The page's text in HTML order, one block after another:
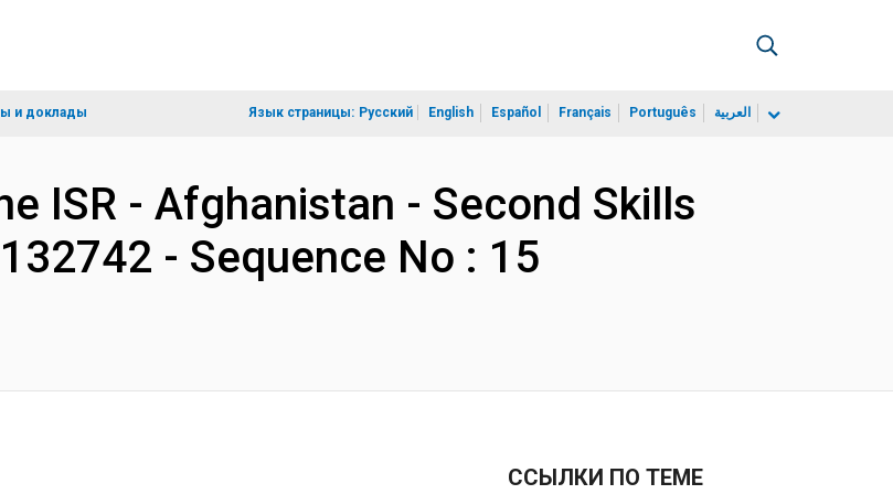
и доклады Язык страницы: Русский English Español Français Português العربية
ISR - Afghanistan - Second Skills
- Sequence No : 15
ССЫЛКИ ПО ТЕМЕ